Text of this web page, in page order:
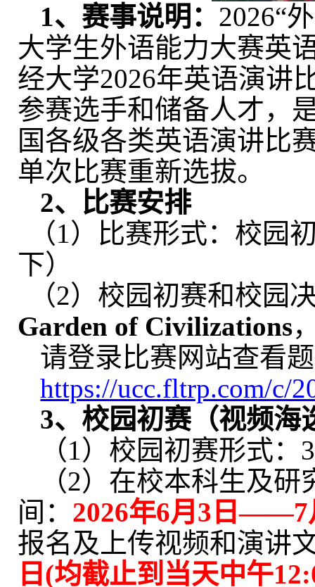
1、赛事说明： 2026“
大学生外语能力大赛英
经大学2026年英语演讲
参赛选手和储备人才，
国各级各类英语演讲比
单次比赛重新选拔。
2、比赛安排
（1 ） 比赛形式： 校园
下）
（2）校园初赛和校园
Garden of Civilizations
请登录比赛网站查看
https://ucc.fltrp.com/c/
3、校园初赛 （视频海
（1 ） 校园初赛形式： 3
（2）在校本科生及研
间： 2026年6月 3 日——7
报名及 上传视频和演讲
日 (均截止到当天中午